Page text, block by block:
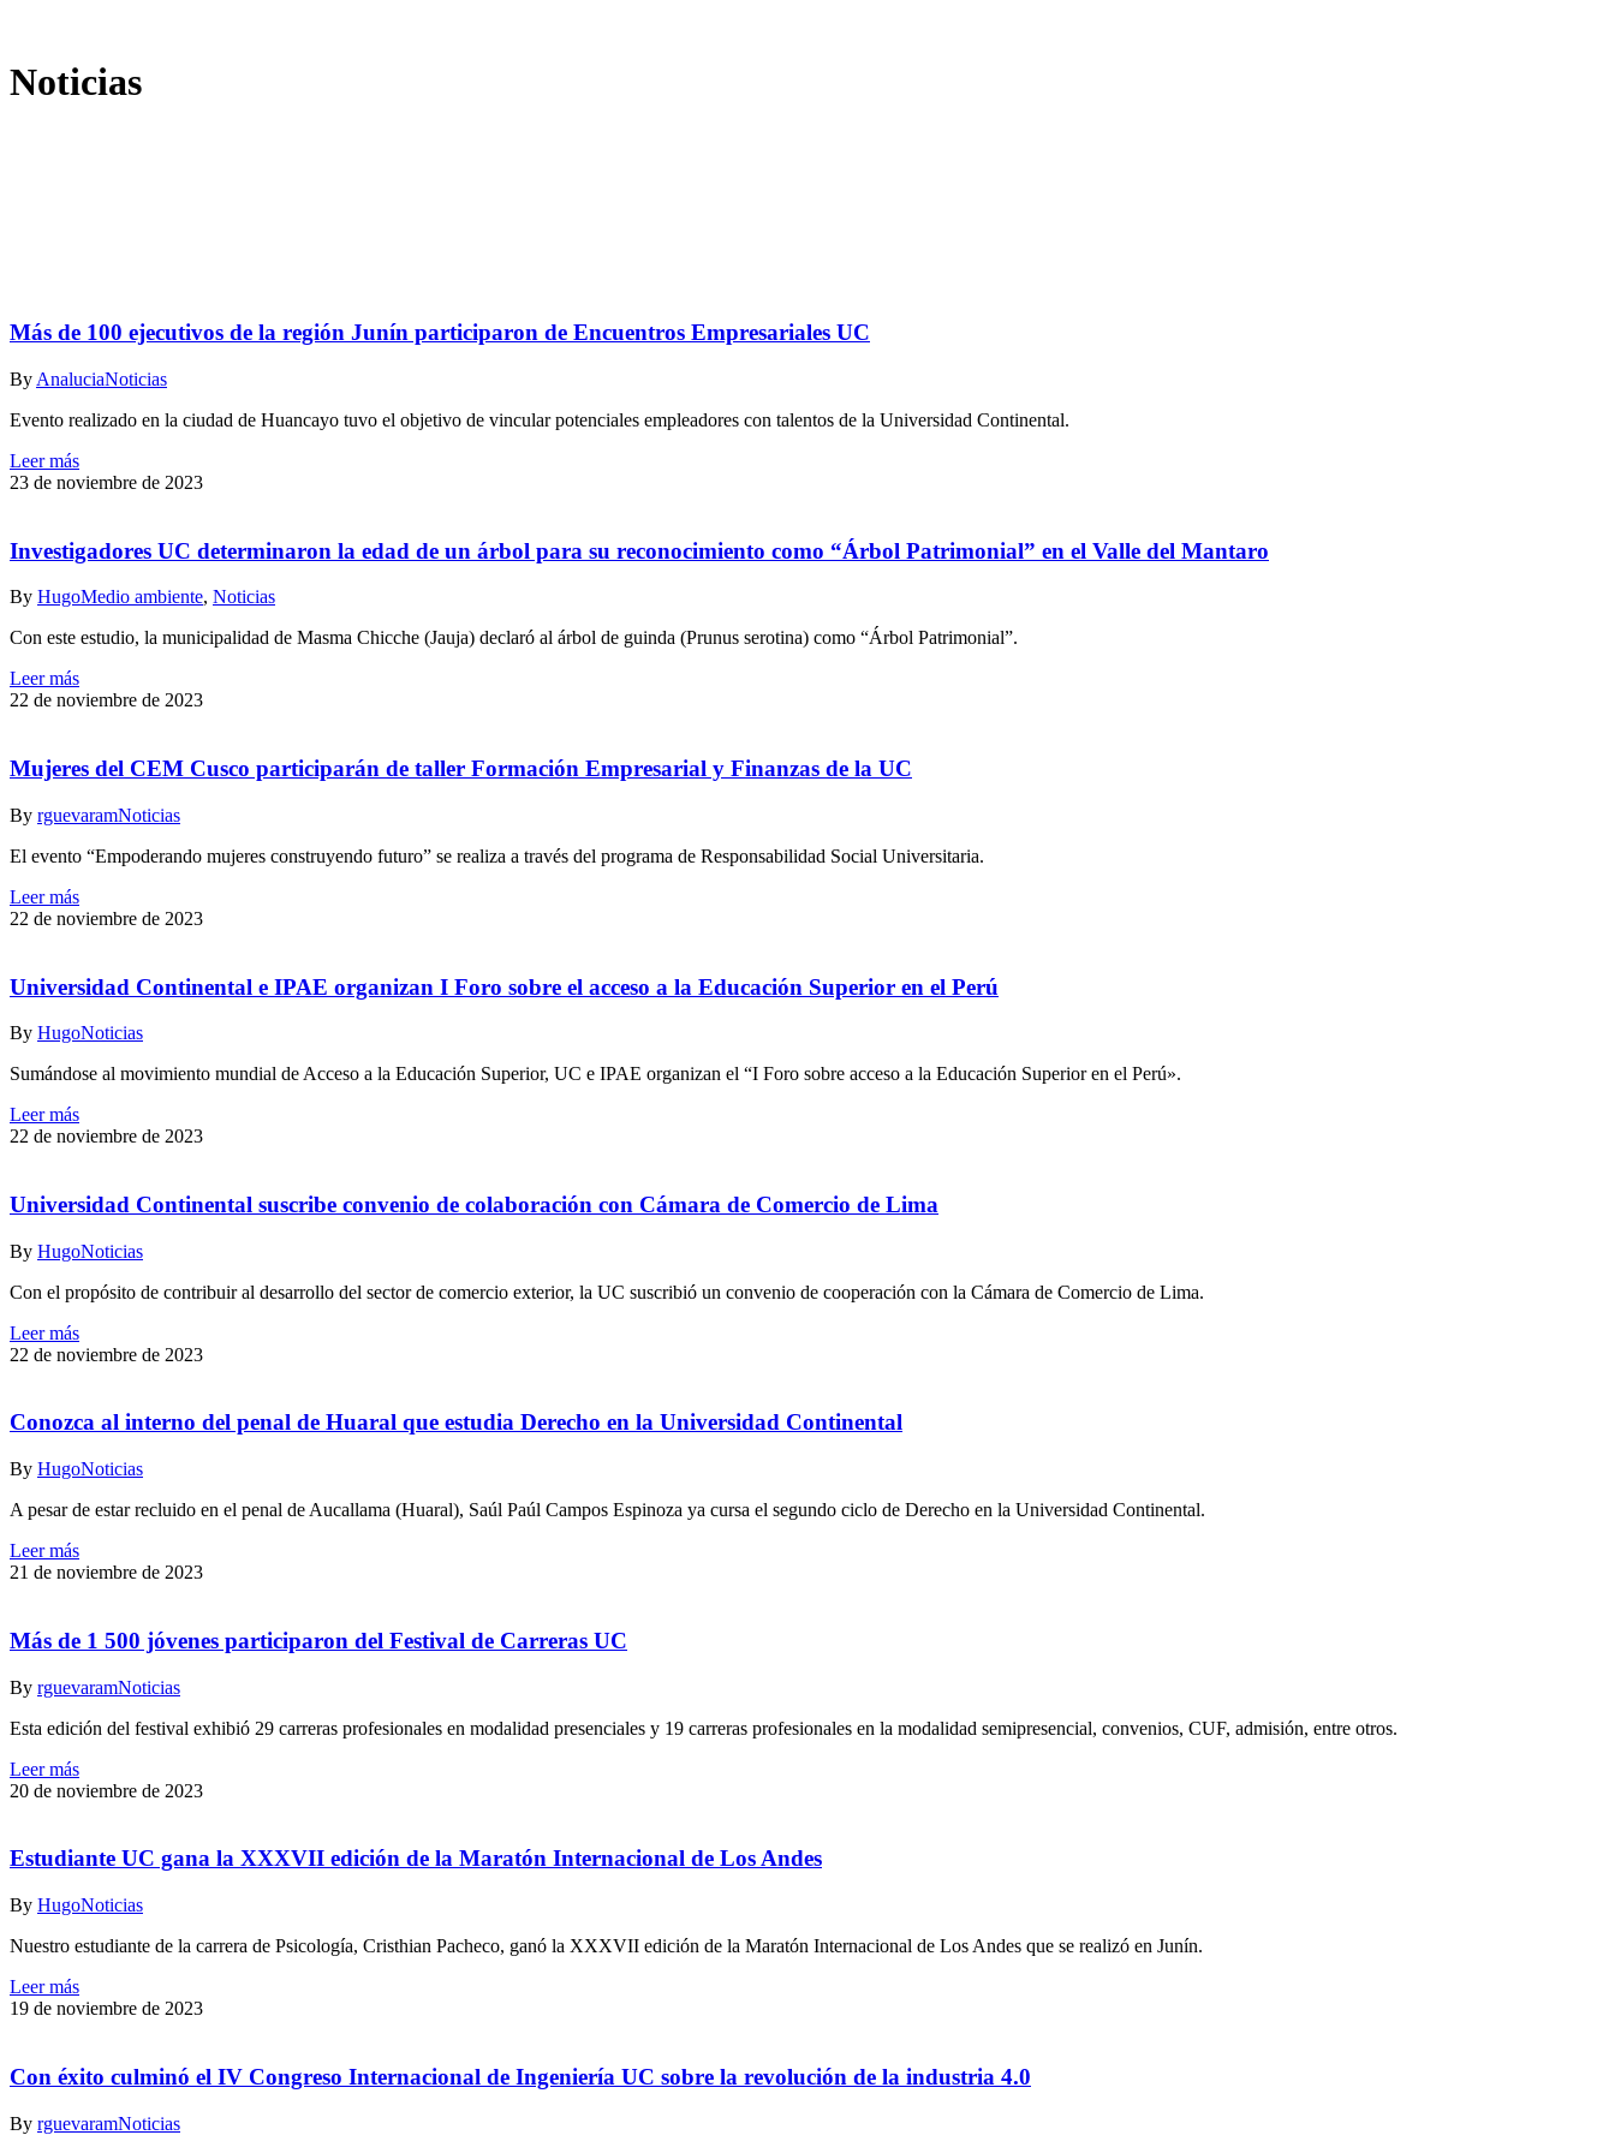
Noticias
Más de 100 ejecutivos de la región Junín participaron de Encuentros Empresariales UC
By AnaluciaNoticias
Evento realizado en la ciudad de Huancayo tuvo el objetivo de vincular potenciales empleadores con talentos de la Universidad Continental.
Leer más
23 de noviembre de 2023
Investigadores UC determinaron la edad de un árbol para su reconocimiento como “Árbol Patrimonial” en el Valle del Mantaro
By HugoMedio ambiente, Noticias
Con este estudio, la municipalidad de Masma Chicche (Jauja) declaró al árbol de guinda (Prunus serotina) como “Árbol Patrimonial”.
Leer más
22 de noviembre de 2023
Mujeres del CEM Cusco participarán de taller Formación Empresarial y Finanzas de la UC
By rguevaramNoticias
El evento “Empoderando mujeres construyendo futuro” se realiza a través del programa de Responsabilidad Social Universitaria.
Leer más
22 de noviembre de 2023
Universidad Continental e IPAE organizan I Foro sobre el acceso a la Educación Superior en el Perú
By HugoNoticias
Sumándose al movimiento mundial de Acceso a la Educación Superior, UC e IPAE organizan el “I Foro sobre acceso a la Educación Superior en el Perú».
Leer más
22 de noviembre de 2023
Universidad Continental suscribe convenio de colaboración con Cámara de Comercio de Lima
By HugoNoticias
Con el propósito de contribuir al desarrollo del sector de comercio exterior, la UC suscribió un convenio de cooperación con la Cámara de Comercio de Lima.
Leer más
22 de noviembre de 2023
Conozca al interno del penal de Huaral que estudia Derecho en la Universidad Continental
By HugoNoticias
A pesar de estar recluido en el penal de Aucallama (Huaral), Saúl Paúl Campos Espinoza ya cursa el segundo ciclo de Derecho en la Universidad Continental.
Leer más
21 de noviembre de 2023
Más de 1 500 jóvenes participaron del Festival de Carreras UC
By rguevaramNoticias
Esta edición del festival exhibió 29 carreras profesionales en modalidad presenciales y 19 carreras profesionales en la modalidad semipresencial, convenios, CUF, admisión, entre otros.
Leer más
20 de noviembre de 2023
Estudiante UC gana la XXXVII edición de la Maratón Internacional de Los Andes
By HugoNoticias
Nuestro estudiante de la carrera de Psicología, Cristhian Pacheco, ganó la XXXVII edición de la Maratón Internacional de Los Andes que se realizó en Junín.
Leer más
19 de noviembre de 2023
Con éxito culminó el IV Congreso Internacional de Ingeniería UC sobre la revolución de la industria 4.0
By rguevaramNoticias